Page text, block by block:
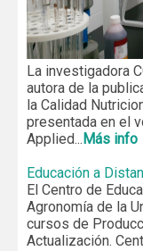
La investigadora
autora de la
la Calidad
presentada en el
Applied... Más info
Educación a
El Centro de
Agronomía de la
cursos de
Actualización.